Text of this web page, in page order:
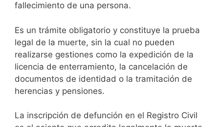
fallecimiento de una persona.
Es un trámite obligatorio y constituye la prueba
legal de la muerte, sin la cual no pueden
realizarse gestiones como la expedición de la
licencia de enterramiento, la cancelación de
documentos de identidad o la tramitación de
herencias y pensiones.
La inscripción de defunción en el Registro Civil